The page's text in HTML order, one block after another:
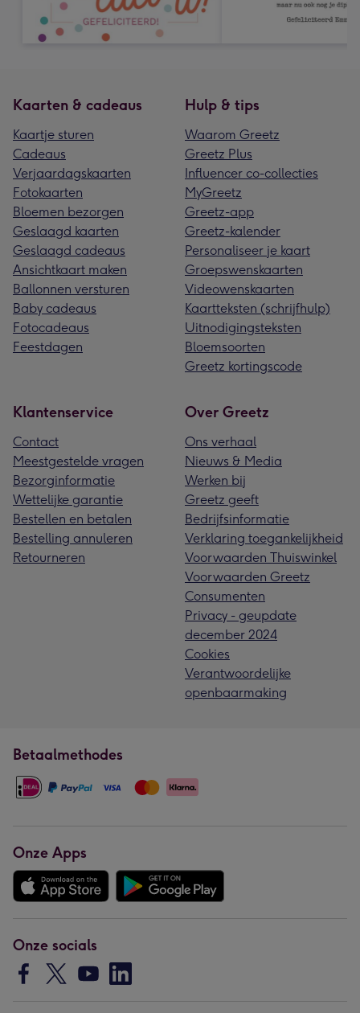
Kaarten & cadeaus
Kaartje sturen
Cadeaus
Verjaardagskaarten
Fotokaarten
Bloemen bezorgen
Geslaagd kaarten
Geslaagd cadeaus
Ansichtkaart maken
Ballonnen versturen
Baby cadeaus
Fotocadeaus
Feestdagen
Hulp & tips
Waarom Greetz
Greetz Plus
Influencer co-collecties
MyGreetz
Greetz-app
Greetz-kalender
Personaliseer je kaart
Groepswenskaarten
Videowenskaarten
Kaartteksten (schrijfhulp)
Uitnodigingsteksten
Bloemsoorten
Greetz kortingscode
Klantenservice
Contact
Meestgestelde vragen
Bezorginformatie
Wettelijke garantie
Bestellen en betalen
Bestelling annuleren
Retourneren
Over Greetz
Ons verhaal
Nieuws & Media
Werken bij
Greetz geeft
Bedrijfsinformatie
Verklaring toegankelijkheid
Voorwaarden Thuiswinkel
Voorwaarden Greetz
Consumenten
Privacy - geupdate
december 2024
Cookies
Verantwoordelijke
openbaarmaking
Betaalmethodes
Onze Apps
Onze socials